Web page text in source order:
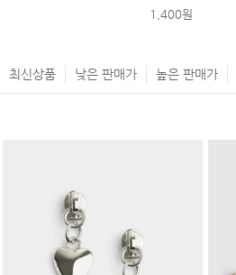
1,400원
최신상품 낮은 판매가 높은 판매가